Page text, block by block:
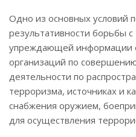
Одно из основных условий
результативности борьбы
упреждающей информации
организаций по
деятельности по
терроризма, источниках и
снабжения оружием,
для осуществления